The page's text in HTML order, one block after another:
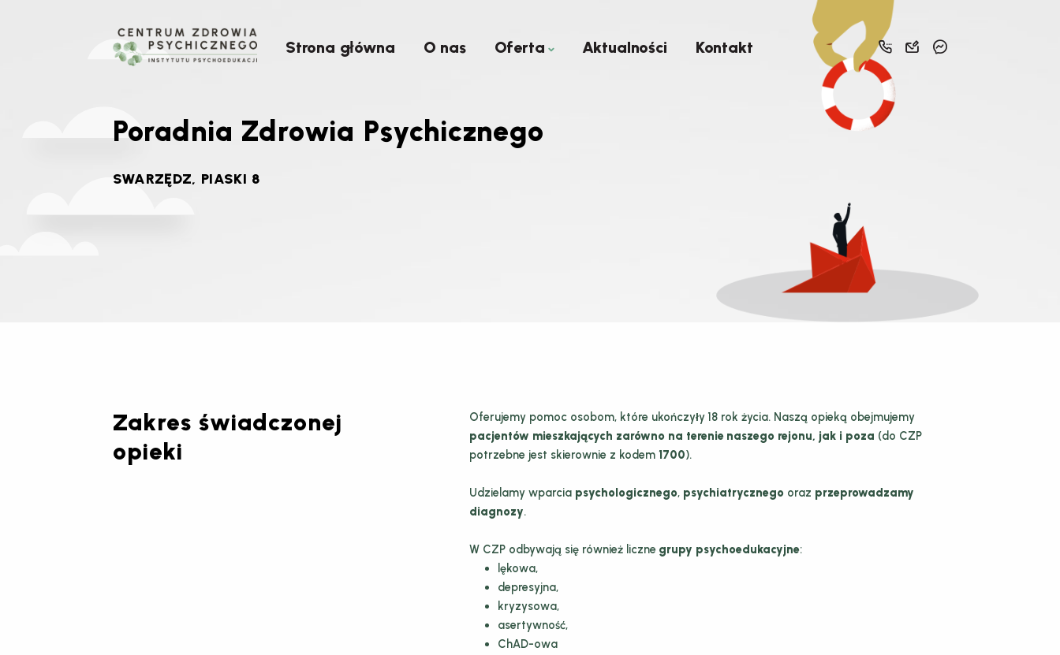
Strona główna O nas Oferta Aktualności Kontakt
Poradnia Zdrowia Psychicznego
SWARZĘDZ, PIASKI 8
Zakres świadczonej
opieki
Oferujemy pomoc osobom, które ukończyły 18 rok życia. Naszą opieką obejmujemy
pacjentów mieszkających zarówno na terenie naszego rejonu, jak i poza (do CZP
potrzebne jest skierownie z kodem 1700).
Udzielamy wparcia psychologicznego, psychiatrycznego oraz przeprowadzamy
diagnozy.
W CZP odbywają się również liczne grupy psychoedukacyjne:
lękowa,
depresyjna,
kryzysowa,
asertywność,
ChAD-owa